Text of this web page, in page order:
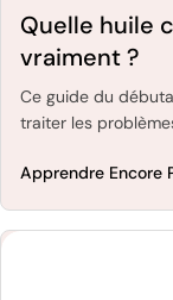
Quelle huile
vraiment ?
Ce guide du
traiter les
naturelles telles
Apprendre Encore